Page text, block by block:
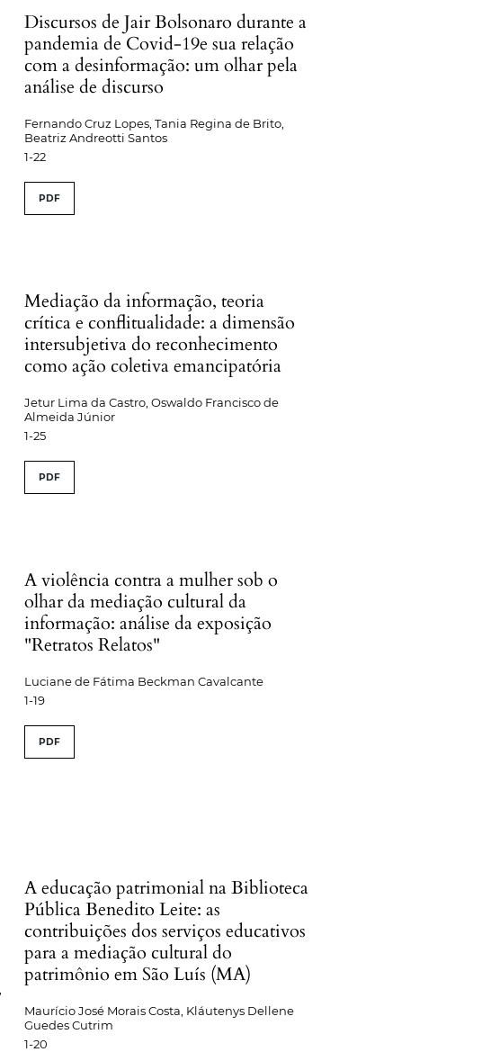
Discursos de Jair Bolsonaro durante a
pandemia de Covid-19e sua relação
com a desinformação: um olhar pela
análise de discurso
Fernando Cruz Lopes, Tania Regina de Brito,
Beatriz Andreotti Santos
1-22
PDF
Mediação da informação, teoria
crítica e conflitualidade: a dimensão
intersubjetiva do reconhecimento
como ação coletiva emancipatória
Jetur Lima da Castro, Oswaldo Francisco de
Almeida Júnior
1-25
PDF
A violência contra a mulher sob o
olhar da mediação cultural da
informação: análise da exposição
"Retratos Relatos"
Luciane de Fátima Beckman Cavalcante
1-19
PDF
A educação patrimonial na Biblioteca
Pública Benedito Leite: as
contribuições dos serviços educativos
para a mediação cultural do
patrimônio em São Luís (MA)
Maurício José Morais Costa, Kláutenys Dellene
Guedes Cutrim
1-20